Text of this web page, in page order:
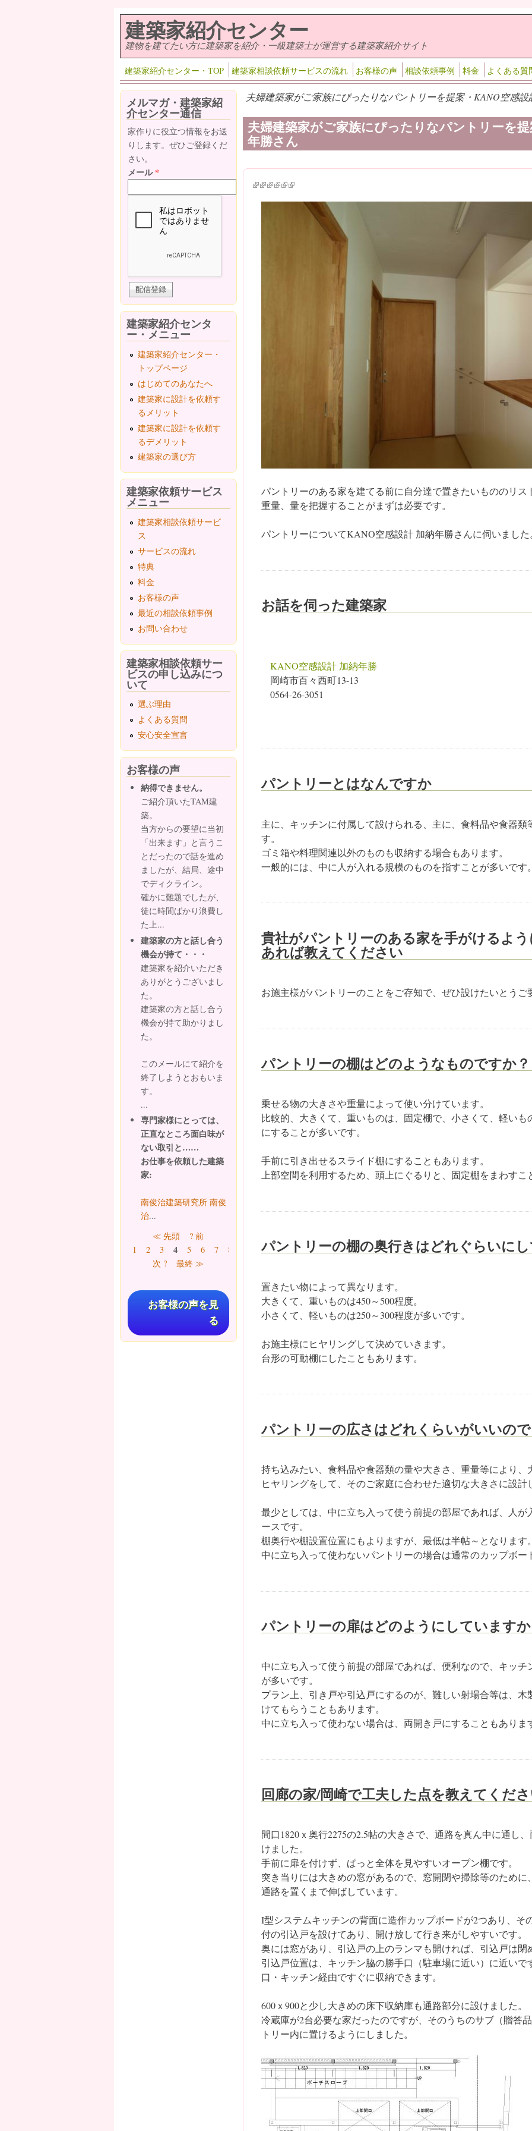
建築家紹介センター
建物を建てたい方に建築家を紹介・一級建築士が運営する建築家紹介サイト
建築家紹介センター・TOP 建築家相談依頼サービスの流れ お客様の声 相談依頼事例 料金 よくある質
夫婦建築家がご家族にぴったりなパントリーを提案・KANO空感
夫婦建築家がご家族にぴったりなパントリーを
年勝さん
(link is external)
(link is external)
(link is external)
(link is external)
(link is external)
(link is external)
パントリーのある家を建てる前に自分達で置きたいもののリ
重量、量を把握することがまずは必要です。
パントリーについてKANO空感設計 加納年勝さんに伺いました
お話を伺った建築家
KANO空感設計 加納年勝
岡崎市百々西町13-13
0564-26-3051
パントリーとはなんですか
主に、キッチンに付属して設けられる、主に、食料品や食器
す。
ゴミ箱や料理関連以外のものも収納する場合もあります。
一般的には、中に人が入れる規模のものを指すことが多いです
貴社がパントリーのある家を手がけるよ
あれば教えてください
お施主様がパントリーのことをご存知で、ぜひ設けたいとうご
パントリーの棚はどのようなものですか？
乗せる物の大きさや重量によって使い分けています。
比較的、大きくて、重いものは、固定棚で、小さくて、軽い
にすることが多いです。
手前に引き出せるスライド棚にすることもあります。
上部空間を利用するため、頭上にぐるりと、固定棚をまわすこ
パントリーの棚の奥行きはどれぐらいに
置きたい物によって異なります。
大きくて、重いものは450～500程度。
小さくて、軽いものは250～300程度が多いです。
お施主様にヒヤリングして決めていきます。
台形の可動棚にしたこともあります。
パントリーの広さはどれくらいがいいの
持ち込みたい、食料品や食器類の量や大きさ、重量等により、
ヒヤリングをして、そのご家庭に合わせた適切な大きさに設計
最少としては、中に立ち入って使う前提の部屋であれば、人
ースです。
棚奥行や棚設置位置にもよりますが、最低は半帖～となります
中に立ち入って使わないパントリーの場合は通常のカップボ
パントリーの扉はどのようにしています
中に立ち入って使う前提の部屋であれば、便利なので、キッ
が多いです。
プラン上、引き戸や引込戸にするのが、難しい射場合等は、
けてもらうこともあります。
中に立ち入って使わない場合は、両開き戸にすることもありま
回廊の家/岡崎で工夫した点を教えてくだ
間口1820ｘ奥行2275の2.5帖の大きさで、通路を真ん中に通し
けました。
手前に扉を付けず、ぱっと全体を見やすいオープン棚です。
突き当りには大きめの窓があるので、窓開閉や掃除等のため
通路を置くまで伸ばしています。
I型システムキッチンの背面に造作カップボードが2つあり、そ
付の引込戸を設けてあり、開け放して行き来がしやすいです。
奥には窓があり、引込戸の上のランマも開ければ、引込戸は
引込戸位置は、キッチン脇の勝手口（駐車場に近い）に近い
口・キッチン経由ですぐに収納できます。
600ｘ900と少し大きめの床下収納庫も通路部分に設けました。
冷蔵庫が2台必要な家だったのですが、そのうちのサブ（贈答
トリー内に置けるようにしました。
メルマガ・建築家紹
介センター通信
家作りに役立つ情報をお送
りします。ぜひご登録くだ
さい。
メール*
建築家紹介センタ
ー・メニュー
建築家紹介センター・
トップページ
はじめてのあなたへ
建築家に設計を依頼す
るメリット
建築家に設計を依頼す
るデメリット
建築家の選び方
建築家依頼サービス
メニュー
建築家相談依頼サービ
ス
サービスの流れ
特典
料金
お客様の声
最近の相談依頼事例
お問い合わせ
建築家相談依頼サー
ビスの申し込みにつ
いて
選ぶ理由
よくある質問
安心安全宣言
お客様の声
納得できません。
ご紹介頂いたTAM建
築。
当方からの要望に当初
「出来ます」と言うこ
とだったので話を進め
ましたが、結局、途中
でディクライン。
確かに難題でしたが、
徒に時間ばかり浪費し
た上...
建築家の方と話し合う
機会が持て・・・
建築家を紹介いただき
ありがとうございまし
た。
建築家の方と話し合う
機会が持て助かりまし
た。
このメールにて紹介を
終了しようとおもいま
す。
...
専門家様にとっては、
正直なところ面白味が
ない取引と……
お仕事を依頼した建築
家:
南俊治建築研究所 南俊
治...
ページ≪ 先頭
? 前
1
2 3 4 5 6 7 8
次 ?
最終 ≫
お客様の声を見
る